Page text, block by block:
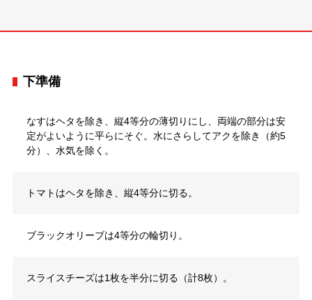
下準備
なすはヘタを除き、縦4等分の薄切りにし、両端の部分は安
定がよいように平らにそぐ。水にさらしてアクを除き（約5
分）、水気を除く。
トマトはヘタを除き、縦4等分に切る。
ブラックオリーブは4等分の輪切り。
スライスチーズは1枚を半分に切る（計8枚）。